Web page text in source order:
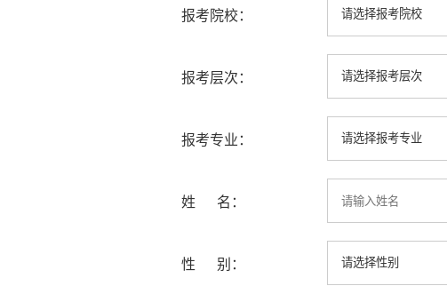
报考院校：
报考层次：
报考专业：
姓 名：
性 别：